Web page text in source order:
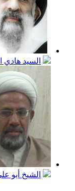
السيد
الشيخ أبو